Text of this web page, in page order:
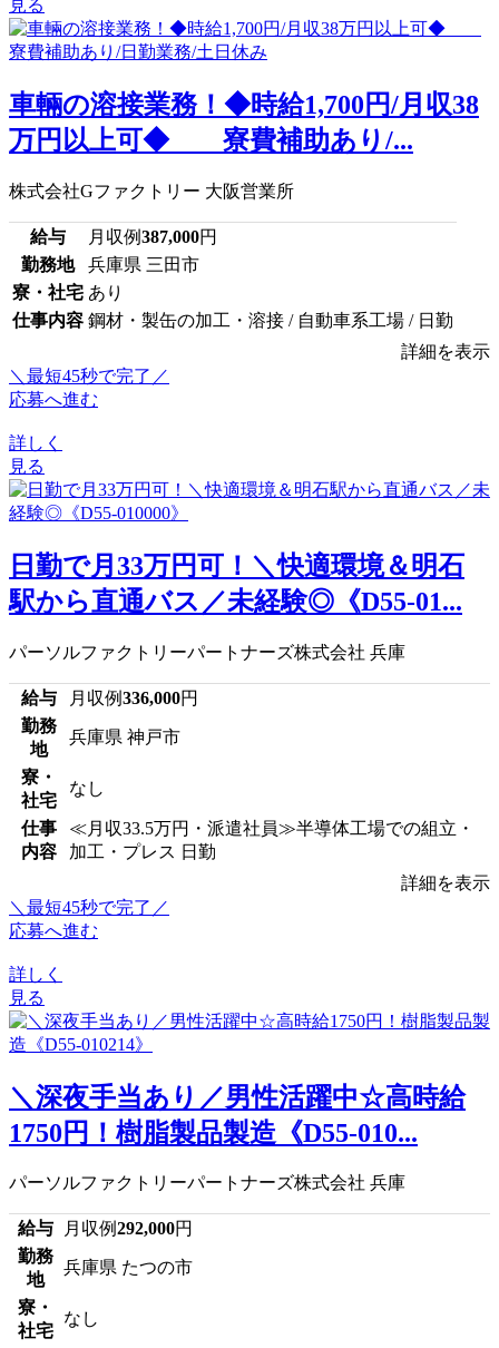
見る
車輛の溶接業務！◆時給1,700円/月収38
万円以上可◆ 寮費補助あり/...
株式会社Gファクトリー 大阪営業所
給与 月収例387,000円
勤務地
兵庫県 三田市
寮・社宅 あり
仕事内容 鋼材・製缶の加工・溶接 / 自動車系工場 / 日勤
詳細を表示
＼最短45秒で完了／
応募へ進む
詳しく
見る
日勤で月33万円可！＼快適環境＆明石
駅から直通バス／未経験◎《D55-01...
パーソルファクトリーパートナーズ株式会社 兵庫
給与 月収例336,000円
勤務
地
兵庫県 神戸市
寮・
社宅
なし
仕事
内容
≪月収33.5万円・派遣社員≫半導体工場での組立・
加工・プレス 日勤
詳細を表示
＼最短45秒で完了／
応募へ進む
詳しく
見る
＼深夜手当あり／男性活躍中☆高時給
1750円！樹脂製品製造《D55-010...
パーソルファクトリーパートナーズ株式会社 兵庫
給与 月収例292,000円
勤務
地
兵庫県 たつの市
寮・
社宅
なし